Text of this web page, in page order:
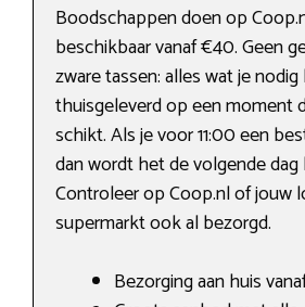
Boodschappen doen op
beschikbaar vanaf €40. Geen
zware tassen: alles wat je
thuisgeleverd op een moment
schikt. Als je voor 11:00 een
dan wordt het de volgende dag
Controleer op Coop.nl of jouw
supermarkt ook al bezorgd.
Bezorging aan huis